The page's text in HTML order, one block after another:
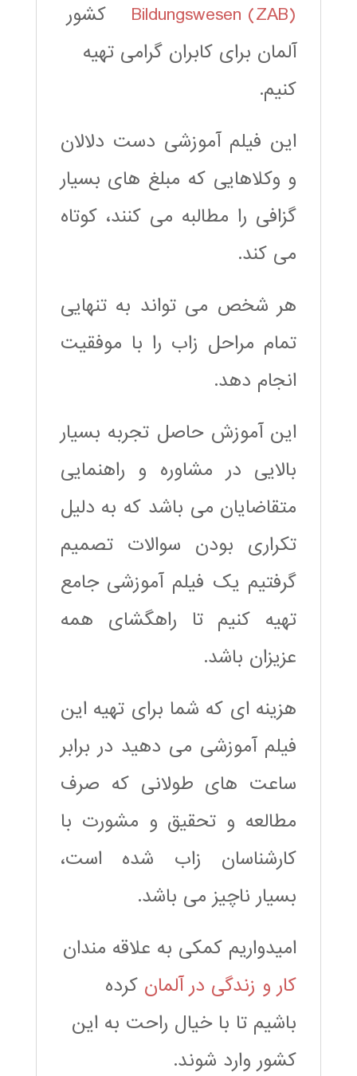
Bildungswesen (ZAB)
کشور
آلمان برای کابران گرامی تهیه
کنیم.
این فیلم آموزشی دست دلالان
و وکلاهایی که مبلغ های بسیار
گزافی را مطالبه می کنند، کوتاه
می کند.
هر شخص می تواند به تنهایی
تمام مراحل زاب را با موفقیت
انجام دهد.
این آموزش حاصل تجربه بسیار
بالایی در مشاوره و راهنمایی
متقاضایان می باشد که به دلیل
تکراری بودن سوالات تصمیم
گرفتیم یک فیلم آموزشی جامع
تهیه کنیم تا راهگشای همه
عزیزان باشد.
هزینه ای که شما برای تهیه این
فیلم آموزشی می دهید در برابر
ساعت های طولانی که صرف
مطالعه و تحقیق و مشورت با
کارشناسان زاب شده است،
بسیار ناچیز می باشد.
امیدواریم کمکی به علاقه مندان
کار و زندگی در آلمان کرده
باشیم تا با خیال راحت به این
کشور وارد شوند.